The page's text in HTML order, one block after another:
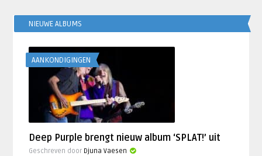
NIEUWE ALBUMS
AANKONDIGINGEN
Deep Purple brengt nieuw album ‘SPLAT!’ uit
Geschreven door Djuna Vaesen